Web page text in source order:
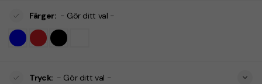
Färger: - Gör ditt val -
Tryck: - Gör ditt val -